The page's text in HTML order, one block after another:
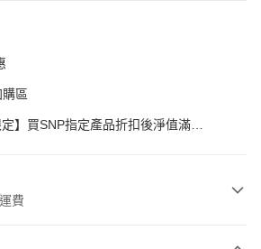
區
定】買SNP指定產品折扣後淨值滿
費